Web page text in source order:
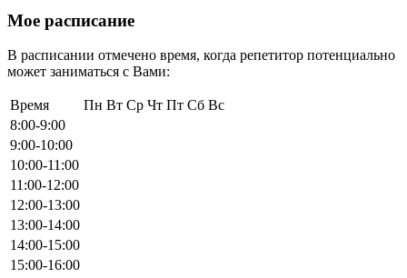
Мое расписание
В расписании отмечено время, когда репетитор потенциально
может заниматься с Вами:
Время Пн Вт Ср Чт Пт Сб Вс
8:00-9:00
9:00-10:00
10:00-11:00
11:00-12:00
12:00-13:00
13:00-14:00
14:00-15:00
15:00-16:00